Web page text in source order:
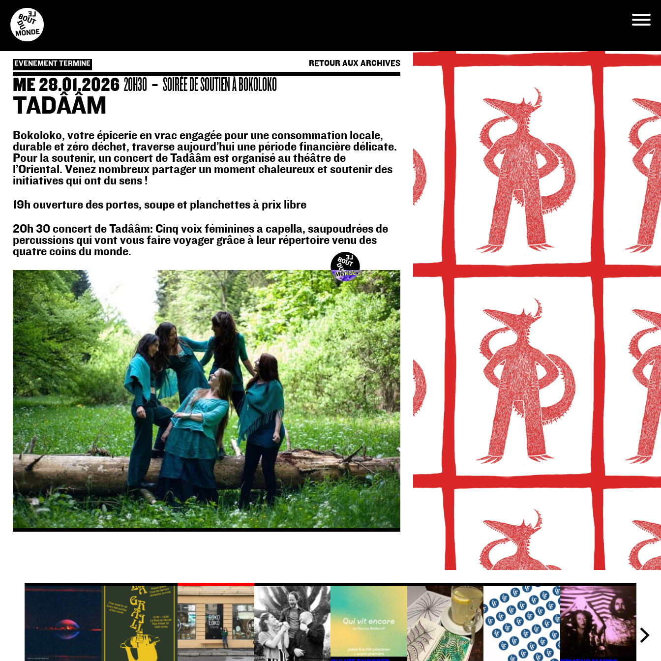
content
EVENEMENT TERMINE RETOUR AUX ARCHIVES
ME 28.01.2026 20H30 - SOIRÉE DE SOUTIEN À BOKOLOKO
TADÂÂM
Bokoloko, votre épicerie en vrac engagée pour une consommation locale,
durable et zéro déchet, traverse aujourd’hui une période financière délicate.
Pour la soutenir, un concert de Tadââm est organisé au théâtre de
l’Oriental. Venez nombreux partager un moment chaleureux et soutenir des
initiatives qui ont du sens !
19h ouverture des portes, soupe et planchettes à prix libre
20h 30 concert de Tadââm: Cinq voix féminines a capella, saupoudrées de
percussions qui vont vous faire voyager grâce à leur répertoire venu des
quatre coins du monde.